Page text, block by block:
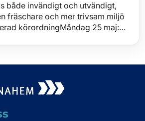
både invändigt och utvändigt,
fräschare och mer trivsam miljö
körordningMåndag 25 maj: